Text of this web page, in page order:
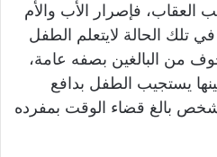
العقاب، فإصرار الأب والأم
تلك الحالة لايتعلم الطفل
من البالغين بصفه عامة،
يستجيب الطفل بدافع
بالغ قضاء الوقت بمفرده